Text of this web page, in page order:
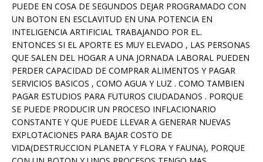
PUEDE EN COSA DE SEGUNDOS DEJAR PROGRAMADO CON
UN BOTON EN ESCLAVITUD EN UNA POTENCIA EN
INTELIGENCIA ARTIFICIAL TRABAJANDO POR EL.
ENTONCES SI EL APORTE ES MUY ELEVADO , LAS PERSONAS
QUE SALEN DEL HOGAR A UNA JORNADA LABORAL PUEDEN
PERDER CAPACIDAD DE COMPRAR ALIMENTOS Y PAGAR
SERVICIOS BASICOS , COMO AGUA Y LUZ . COMO TAMBIEN
PAGAR ESTUDIOS PARA FUTUROS CIUDADANOS . PORQUE
SE PUEDE PRODUCIR UN PROCESO INFLACIONARIO
CONSTANTE Y QUE PUEDE LLEVAR A GENERAR NUEVAS
EXPLOTACIONES PARA BAJAR COSTO DE
VIDA(DESTRUCCION PLANETA Y FLORA Y FAUNA), PORQUE